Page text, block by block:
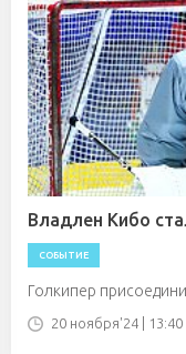
Владлен Кибо
СОБЫТИЕ
Голкипер
20 ноября'24 | 13:40